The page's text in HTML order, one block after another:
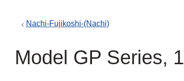
Nachi-Fujikoshi-(Nachi)
Model GP Series,